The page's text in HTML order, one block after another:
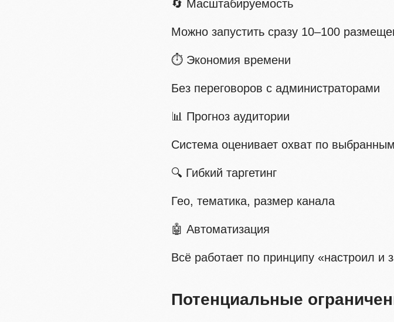
🔄 Масштабируемость
Можно запустить сразу 10–100
⏱ Экономия времени
Без переговоров с администраторами
📊 Прогноз аудитории
Система оценивает охват по
🔍 Гибкий таргетинг
Гео, тематика, размер канала
🤖 Автоматизация
Всё работает по принципу «настроил и
Потенциальные